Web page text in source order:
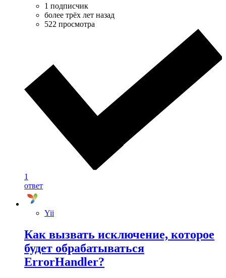
1 подписчик
более трёх лет назад
522 просмотра
1
ответ
Yii
Как вызвать исключение, которое
будет обрабатываться
ErrorHandler?